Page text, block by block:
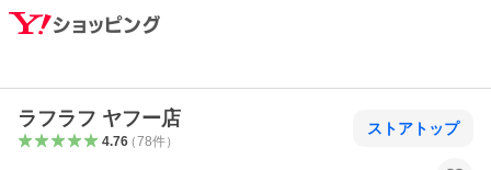
ラフラフ ヤフー店
4.76（78件）
ストアトップ